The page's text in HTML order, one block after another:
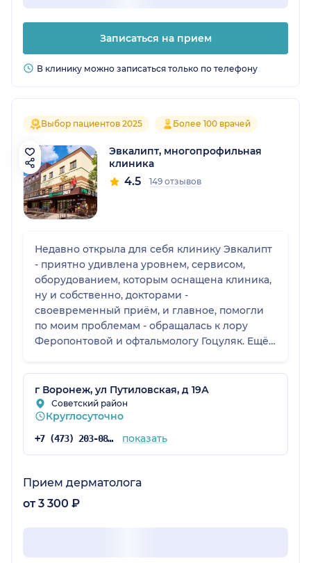
Записаться на прием
В клинику можно записаться только по телефону
Выбор пациентов 2025 Более 100 врачей
Эвкалипт, многопрофильная
клиника
4.5 149 отзывов
Недавно открыла для себя клинику Эвкалипт
- приятно удивлена уровнем, сервисом,
оборудованием, которым оснащена клиника,
ну и собственно, докторами -
своевременный приëм, и главное, помогли
по моим проблемам - обращалась к лору
Феропонтовой и офтальмологу Гоцуляк. Ещё
как мрт аппарат лучший в Воронеже. В
общем, комфортное для меня медицинское
учреждение.
г Воронеж, ул Путиловская, д 19А
Советский район
Круглосуточно
+7 (473) 203-08-53 показать
Прием дерматолога
от 3 300 ₽